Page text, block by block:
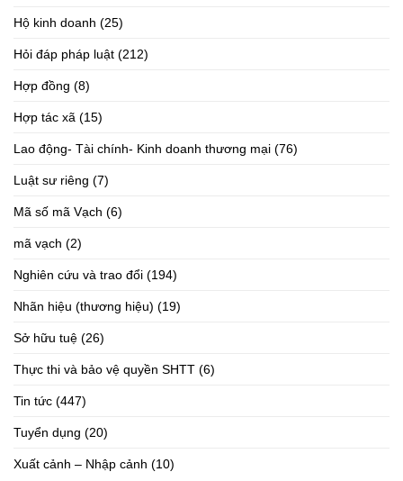
Hộ kinh doanh (25)
Hỏi đáp pháp luật (212)
Hợp đồng (8)
Hợp tác xã (15)
Lao động- Tài chính- Kinh doanh thương mại (76)
Luật sư riêng (7)
Mã số mã Vạch (6)
mã vạch (2)
Nghiên cứu và trao đổi (194)
Nhãn hiệu (thương hiệu) (19)
Sở hữu tuệ (26)
Thực thi và bảo vệ quyền SHTT (6)
Tin tức (447)
Tuyển dụng (20)
Xuất cảnh – Nhập cảnh (10)